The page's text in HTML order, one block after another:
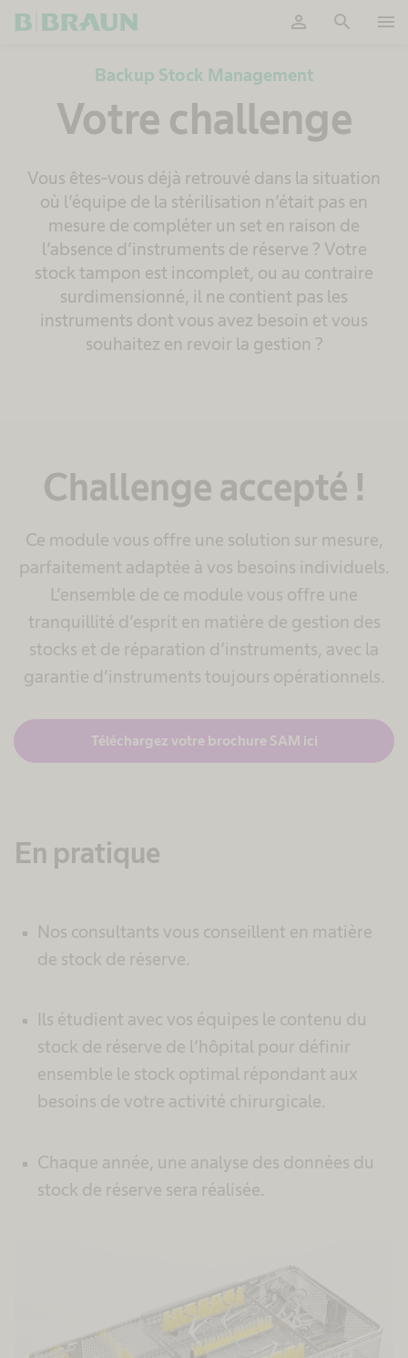
person search menu
Backup Stock Management
Votre challenge
Vous êtes-vous déjà retrouvé dans la situation
où l’équipe de la stérilisation n’était pas en
mesure de compléter un set en raison de
l’absence d’instruments de réserve ? Votre
stock tampon est incomplet, ou au contraire
surdimensionné, il ne contient pas les
instruments dont vous avez besoin et vous
souhaitez en revoir la gestion ?
Challenge accepté !
Ce module vous offre une solution sur mesure,
parfaitement adaptée à vos besoins individuels.
L’ensemble de ce module vous offre une
tranquillité d’esprit en matière de gestion des
stocks et de réparation d’instruments, avec la
garantie d’instruments toujours opérationnels.
Téléchargez votre brochure SAM ici
En pratique
Nos consultants vous conseillent en matière
de stock de réserve.
Ils étudient avec vos équipes le contenu du
stock de réserve de l’hôpital pour définir
ensemble le stock optimal répondant aux
besoins de votre activité chirurgicale.
Chaque année, une analyse des données du
stock de réserve sera réalisée.